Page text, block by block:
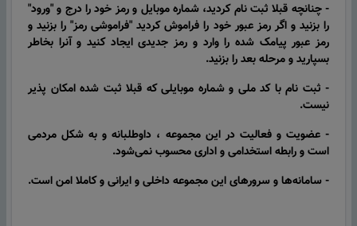
- چنانچه قبلا ثبت نام کردید، شماره موبایل و رمز خود را درج و "ورود"
را بزنید و اگر رمز عبور خود را فراموش کردید "فراموشی رمز" را بزنید و
رمز عبور پیامک شده را وارد و رمز جدیدی ایجاد کنید و آنرا بخاطر
بسپارید و مرحله بعد را بزنید.
- ثبت نام با کد ملی و شماره موبایلی که قبلا ثبت شده امکان پذیر
نیست.
- عضویت و فعالیت در این مجموعه ، داوطلبانه و به شکل مردمی
است و رابطه استخدامی و اداری محسوب نمی‌شود.
- سامانه‌ها و سرورهای این مجموعه داخلی و ایرانی و کاملا امن است.